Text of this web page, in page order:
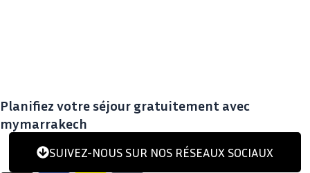
Planifiez votre séjour gratuitement avec
mymarrakech
SUIVEZ-NOUS SUR NOS RÉSEAUX SOCIAUX